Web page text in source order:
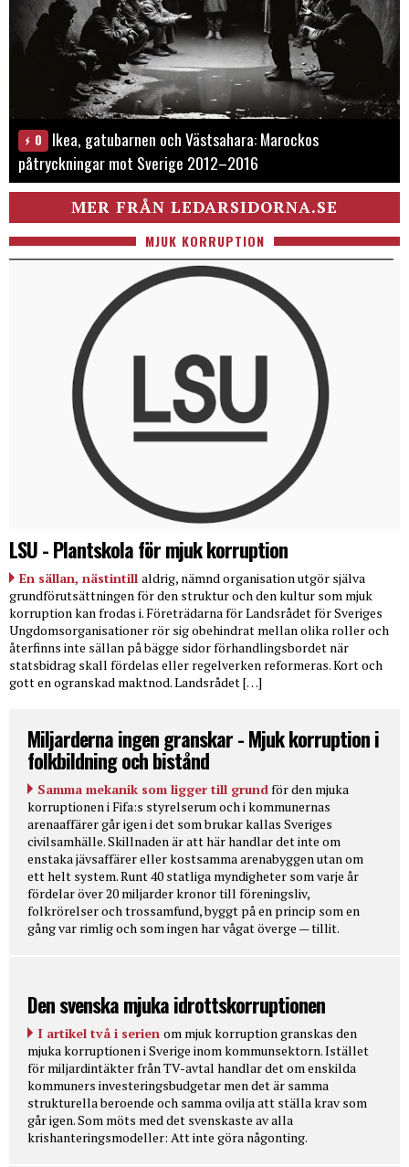
0
Ikea, gatubarnen och Västsahara: Marockos
påtryckningar mot Sverige 2012–2016
MER FRÅN LEDARSIDORNA.SE
MJUK KORRUPTION
LSU - Plantskola för mjuk korruption
En sällan, nästintill aldrig, nämnd organisation utgör själva
grundförutsättningen för den struktur och den kultur som mjuk
korruption kan frodas i. Företrädarna för Landsrådet för Sveriges
Ungdomsorganisationer rör sig obehindrat mellan olika roller och
återfinns inte sällan på bägge sidor förhandlingsbordet när
statsbidrag skall fördelas eller regelverken reformeras. Kort och
gott en ogranskad maktnod. Landsrådet […]
Miljarderna ingen granskar - Mjuk korruption i
folkbildning och bistånd
Samma mekanik som ligger till grundför den mjuka
korruptionen i Fifa:s styrelserum och i kommunernas
arenaaffärer går igen i det som brukar kallas Sveriges
civilsamhälle. Skillnaden är att här handlar det inte om
enstaka jävsaffärer eller kostsamma arenabyggen utan om
ett helt system. Runt 40 statliga myndigheter som varje år
fördelar över 20 miljarder kronor till föreningsliv,
folkrörelser och trossamfund, byggt på en princip som en
gång var rimlig och som ingen har vågat överge — tillit.
Den svenska mjuka idrottskorruptionen
I artikel två i serien om mjuk korruption granskas den
mjuka korruptionen i Sverige inom kommunsektorn. Istället
för miljardintäkter från TV-avtal handlar det om enskilda
kommuners investeringsbudgetar men det är samma
strukturella beroende och samma ovilja att ställa krav som
går igen. Som möts med det svenskaste av alla
krishanteringsmodeller: Att inte göra någonting.